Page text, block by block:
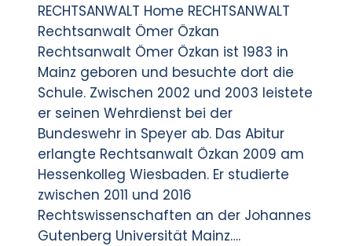
RECHTSANWALT Home RECHTSANWALT
Rechtsanwalt Ömer Özkan
Rechtsanwalt Ömer Özkan ist 1983 in
Mainz geboren und besuchte dort die
Schule. Zwischen 2002 und 2003 leistete
er seinen Wehrdienst bei der
Bundeswehr in Speyer ab. Das Abitur
erlangte Rechtsanwalt Özkan 2009 am
Hessenkolleg Wiesbaden. Er studierte
zwischen 2011 und 2016
Rechtswissenschaften an der Johannes
Gutenberg Universität Mainz….